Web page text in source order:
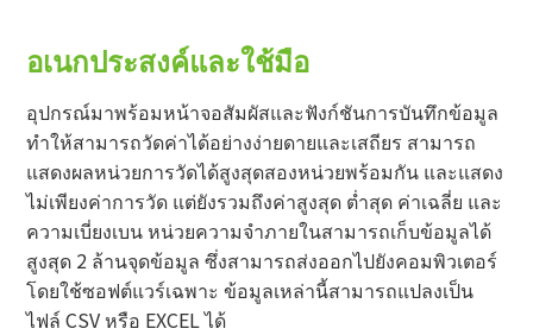
อเนกประสงค์และใช้มือ
อุปกรณ์มาพร้อมหน้าจอสัมผัสและฟังก์ชันการบันทึกข้อมูล
ทำให้สามารถวัดค่าได้อย่างง่ายดายและเสถียร สามารถ
แสดงผลหน่วยการวัดได้สูงสุดสองหน่วยพร้อมกัน และแสดง
ไม่เพียงค่าการวัด แต่ยังรวมถึงค่าสูงสุด ต่ำสุด ค่าเฉลี่ย และ
ความเบี่ยงเบน หน่วยความจำภายในสามารถเก็บข้อมูลได้
สูงสุด 2 ล้านจุดข้อมูล ซึ่งสามารถส่งออกไปยังคอมพิวเตอร์
โดยใช้ซอฟต์แวร์เฉพาะ ข้อมูลเหล่านี้สามารถแปลงเป็น
ไฟล์ CSV หรือ EXCEL ได้